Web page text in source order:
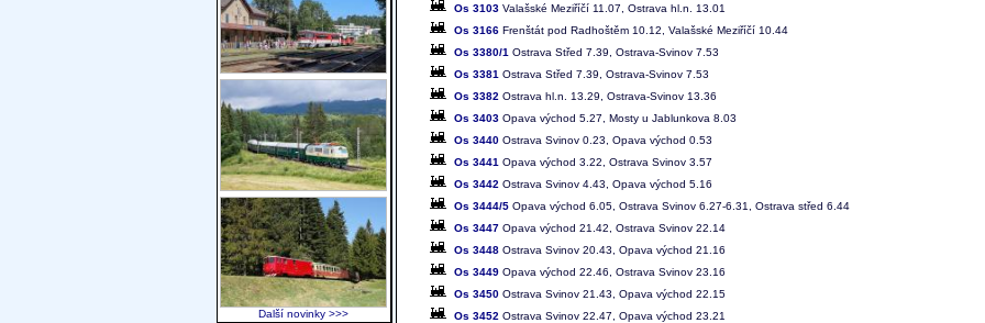
Os 3103 Valašské Meziříčí 11.07, Ostrava hl.n. 13.01
Os 3166 Frenštát pod Radhoštěm 10.12, Valašské Meziříčí 10.44
Os 3380/1 Ostrava Střed 7.39, Ostrava-Svinov 7.53
Os 3381 Ostrava Střed 7.39, Ostrava-Svinov 7.53
Os 3382 Ostrava hl.n. 13.29, Ostrava-Svinov 13.36
Os 3403 Opava východ 5.27, Mosty u Jablunkova 8.03
Os 3440 Ostrava Svinov 0.23, Opava východ 0.53
Os 3441 Opava východ 3.22, Ostrava Svinov 3.57
Os 3442 Ostrava Svinov 4.43, Opava východ 5.16
Os 3444/5 Opava východ 6.05, Ostrava Svinov 6.27-6.31, Ostrava střed 6.44
Os 3447 Opava východ 21.42, Ostrava Svinov 22.14
Os 3448 Ostrava Svinov 20.43, Opava východ 21.16
Os 3449 Opava východ 22.46, Ostrava Svinov 23.16
Os 3450 Ostrava Svinov 21.43, Opava východ 22.15
Os 3452 Ostrava Svinov 22.47, Opava východ 23.21
Další novinky >>>